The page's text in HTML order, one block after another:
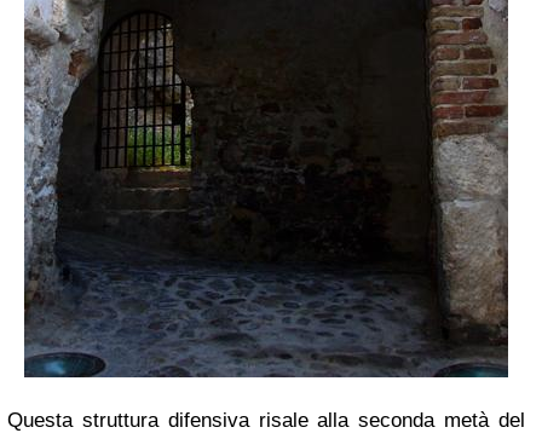
Questa struttura difensiva risale alla seconda metà del